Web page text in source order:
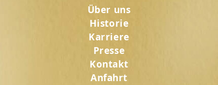
Über uns
Historie
Karriere
Presse
Kontakt
Anfahrt